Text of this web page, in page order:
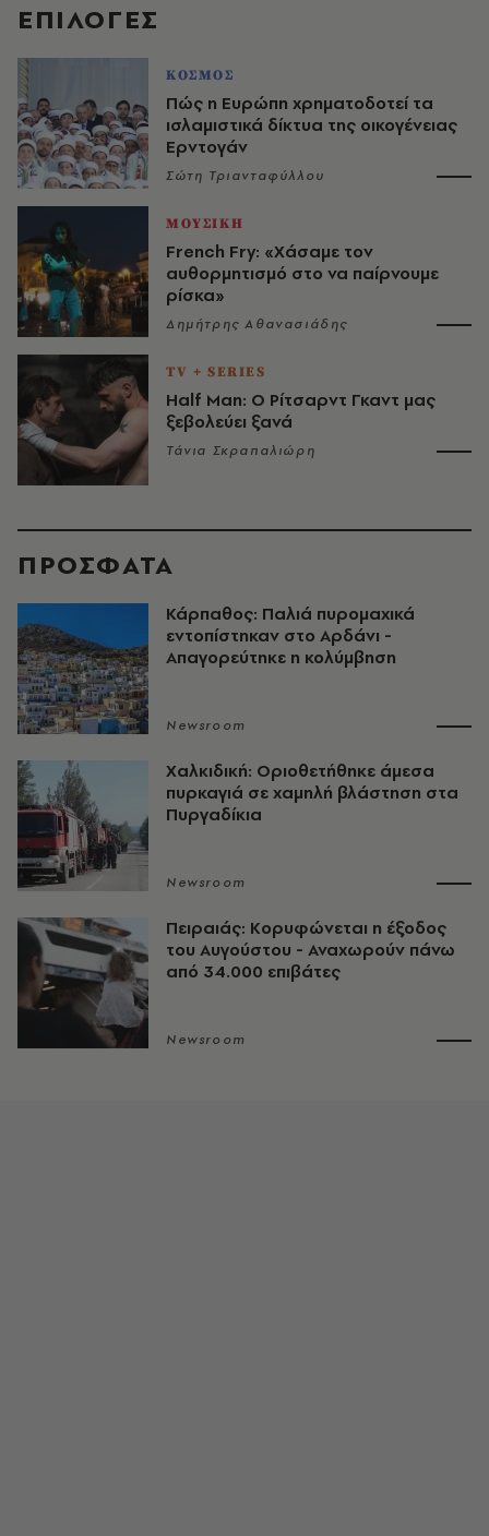
EΠΙΛΟΓΈΣ
ΚΟΣΜΟΣ
Πώς η Ευρώπη χρηματοδοτεί τα
ισλαμιστικά δίκτυα της οικογένειας
Ερντογάν
Σώτη Τριανταφύλλου
ΜΟΥΣΙΚΗ
French Fry: «Χάσαμε τον
αυθορμητισμό στο να παίρνουμε
ρίσκα»
Δημήτρης Αθανασιάδης
TV + SERIES
Half Man: Ο Ρίτσαρντ Γκαντ μας
ξεβολεύει ξανά
Τάνια Σκραπαλιώρη
ΠΡΟΣΦΑΤΑ
Κάρπαθος: Παλιά πυρομαχικά
εντοπίστηκαν στο Αρδάνι -
Απαγορεύτηκε η κολύμβηση
Newsroom
Χαλκιδική: Οριοθετήθηκε άμεσα
πυρκαγιά σε χαμηλή βλάστηση στα
Πυργαδίκια
Newsroom
Πειραιάς: Κορυφώνεται η έξοδος
του Αυγούστου - Αναχωρούν πάνω
από 34.000 επιβάτες
Newsroom